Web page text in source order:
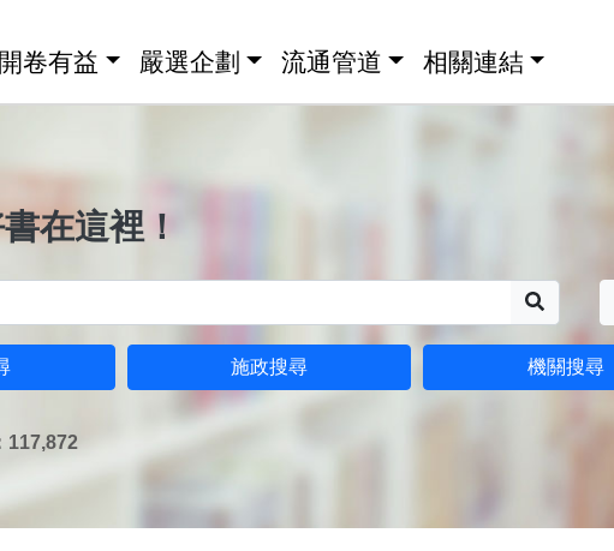
卷有益 嚴選企劃 流通管道 相關連結
在這裡！
施政搜尋 機關搜尋
117,872